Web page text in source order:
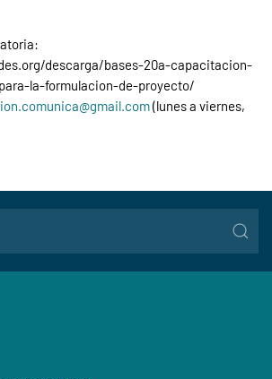
descarga/bases-20a-capacitacion-
la-formulacion-de-proyecto/
(lunes a viernes,